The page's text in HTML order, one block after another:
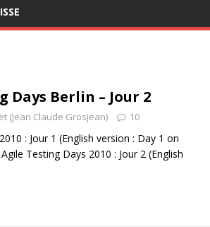
Days Berlin – Jour 2
(Jean Claude Grosjean) 10
: Jour 1 (English version : Day 1 on
Testing Days 2010 : Jour 2 (English